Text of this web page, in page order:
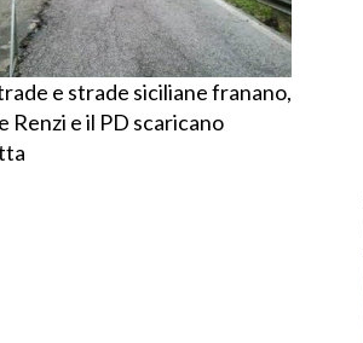
e strade siciliane franano,
Renzi e il PD scaricano